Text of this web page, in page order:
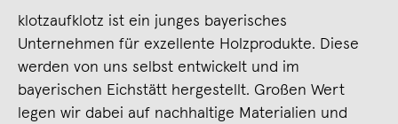
klotzaufklotz ist ein junges bayerisches
Unternehmen für exzellente Holzprodukte. Diese
werden von uns selbst entwickelt und im
bayerischen Eichstätt hergestellt. Großen Wert
legen wir dabei auf nachhaltige Materialien und